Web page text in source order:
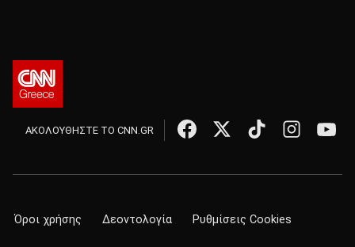
ΑΚΟΛΟΥΘΗΣΤΕ ΤΟ CNN.GR
Όροι χρήσης Δεοντολογία Ρυθμίσεις Cookies